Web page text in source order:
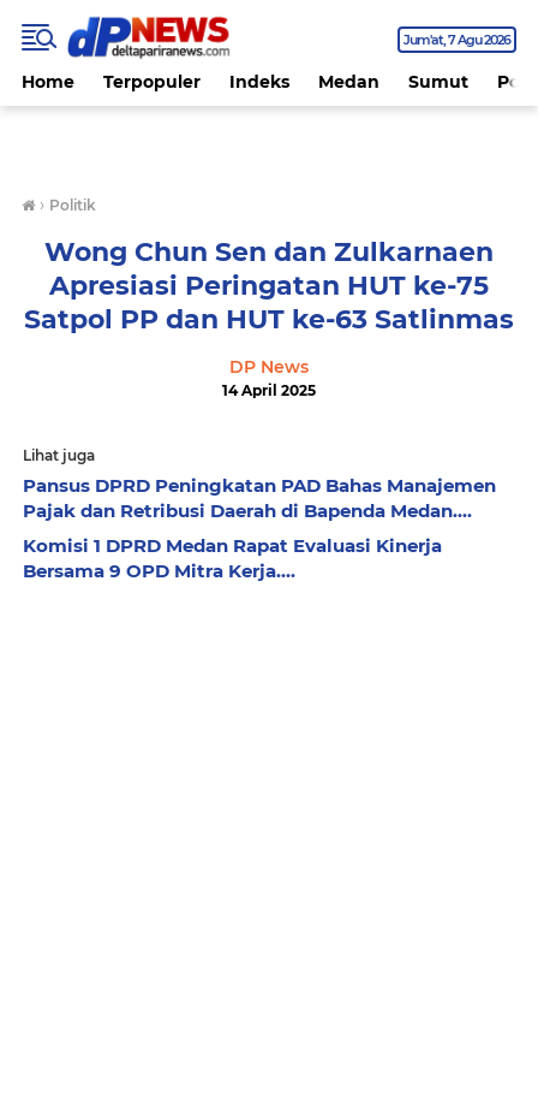
Jum'at 7 Agu 2026
Home Terpopuler Indeks Medan Sumut
› Politik
Wong Chun Sen dan Zulkarnaen
Apresiasi Peringatan HUT ke-75
Satpol PP dan HUT ke-63 Satlinmas
DP News
14 April 2025
Lihat juga
Pansus DPRD Peningkatan PAD Bahas Manajemen
Pajak dan Retribusi Daerah di Bapenda Medan....
Komisi 1 DPRD Medan Rapat Evaluasi Kinerja
Bersama 9 OPD Mitra Kerja....